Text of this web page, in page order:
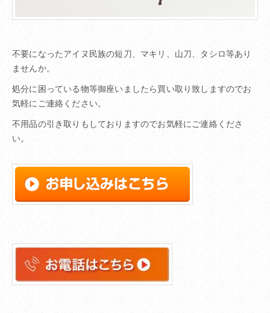
不要になったアイヌ民族の短刀、マキリ、山刀、タシロ等あり
ませんか。
処分に困っている物等御座いましたら買い取り致しますのでお
気軽にご連絡ください。
不用品の引き取りもしておりますのでお気軽にご連絡くださ
い。